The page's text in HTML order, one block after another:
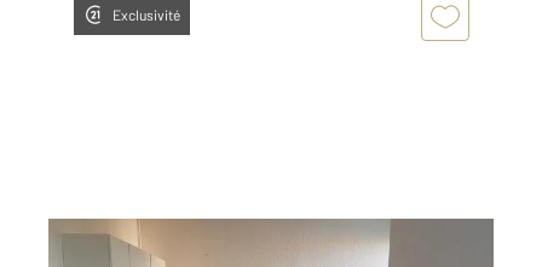
Exclusivité
FOUGERES 35